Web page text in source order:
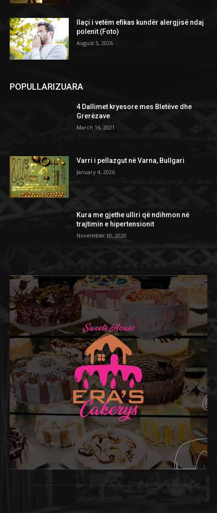
Ilaçi i vetëm efikas kundër alergjisë ndaj
polenit (Foto)
August 5, 2026
POPULLARIZUARA
4 Dallimet kryesore mes Bletëve dhe
Grerëzave
March 16, 2021
Varri i pellazgut në Varna, Bullgari
January 4, 2026
Kura me gjethe ulliri që ndihmon në
trajtimin e hipertensionit
November 10, 2020